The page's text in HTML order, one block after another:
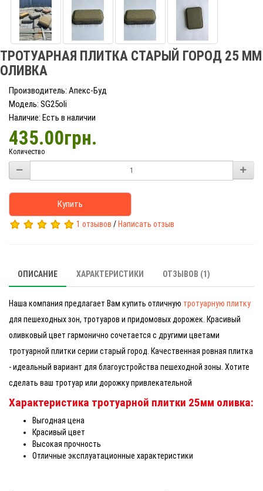
ТРОТУАРНАЯ ПЛИТКА СТАРЫЙ ГОРОД 25 ММ
ОЛИВКА
Производитель: Апекс-Буд
Модель: SG25oli
Наличие: Есть в наличии
435.00грн.
Количество
Купить
1 отзывов / Написать отзыв
ОПИСАНИЕ ХАРАКТЕРИСТИКИ ОТЗЫВОВ (1)
Наша компания предлагает Вам купить отличную тротуарную плитку
для пешеходных зон, тротуаров и придомовых дорожек. Красивый
оливковый цвет гармонично сочетается с другими цветами
тротуарной плитки серии старый город. Качественная ровная плитка
- идеальный вариант для благоустройства пешеходной зоны. Хотите
сделать ваш тротуар или дорожку привлекательной
Характеристика тротуарной плитки 25мм оливка:
Выгодная цена
Красивый цвет
Высокая прочность
Отличные эксплуатационные характеристики